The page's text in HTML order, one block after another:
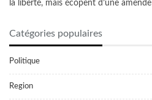
la liberté, mais écopent d’une amende
Catégories populaires
Politique
Region